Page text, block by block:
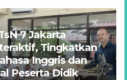
7 Jakarta
Tingkatkan
Inggris dan
Peserta Didik